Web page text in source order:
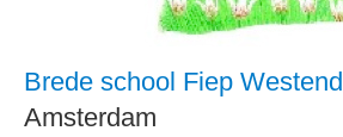
Brede school Fiep
Amsterdam